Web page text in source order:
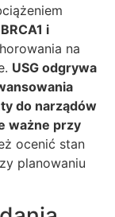
BRCA1 i
na
USG odgrywa
do narządów
ważne przy
ocenić stan
planowaniu